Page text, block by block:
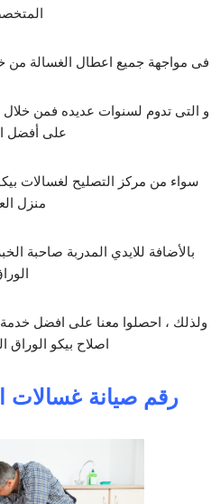
فى مواجهة جميع اعطال الغسالة من
و التى تدوم لسنوات عديده فمن
على أفضل
سواء من مركز التصليح لغسالات
منزل
بالأضافة للايدي المدربة صاحبة
ولذلك ، احصلوا معنا على افضل
اصلاح بيكو
رقم صيانة غسالات